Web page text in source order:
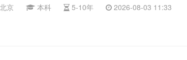
北京 本科 5-10年 2026-08-03 11:33